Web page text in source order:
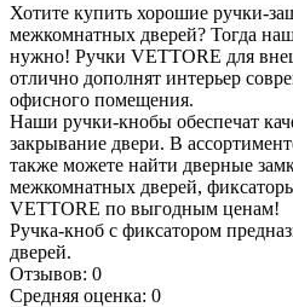
Хотите купить хорошие ручки-
межкомнатных дверей? Тогда
нужно! Ручки VETTORE для
отлично дополнят интерьер
офисного помещения.
Наши ручки-кнобы обеспечат
закрывание двери. В
также можете найти дверные
межкомнатных дверей,
VETTORE по выгодным ценам!
Ручка-кноб с фиксатором
дверей.
Отзывов: 0
Средняя оценка: 0